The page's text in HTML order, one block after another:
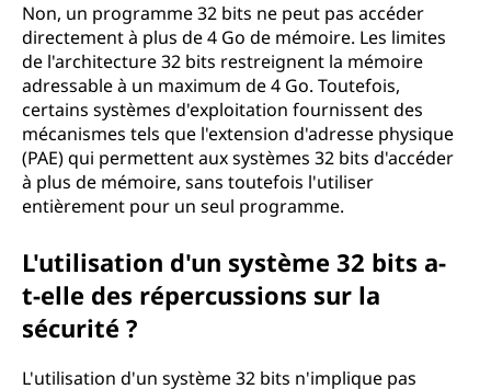
Non, un programme 32 bits ne peut pas accéder
directement à plus de 4 Go de mémoire. Les limites
de l'architecture 32 bits restreignent la mémoire
adressable à un maximum de 4 Go. Toutefois,
certains systèmes d'exploitation fournissent des
mécanismes tels que l'extension d'adresse physique
(PAE) qui permettent aux systèmes 32 bits d'accéder
à plus de mémoire, sans toutefois l'utiliser
entièrement pour un seul programme.
L'utilisation d'un système 32 bits a-
t-elle des répercussions sur la
sécurité ?
L'utilisation d'un système 32 bits n'implique pas